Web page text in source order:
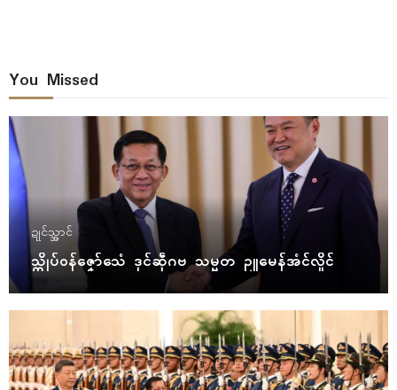
You Missed
ဍုၚ်သ္အာၚ်
သ္ကိုပ်ဝန်ဇၞော်သေံ ဒုၚ်ဆဵုဂဗ သမ္မတ ဥူမေန်အံၚ်လှိုၚ်